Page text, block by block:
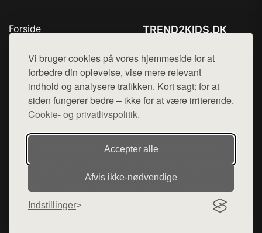
Vi bruger cookies på vores hjemmeside for at
forbedre din oplevelse, vise mere relevant
indhold og analysere trafikken. Kort sagt: for at
siden fungerer bedre – ikke for at være irriterende.
Cookie- og privatlivspolitik.
Accepter alle
Afvis ikke‑nødvendige
Indstillinger
Forside
Top Rabatter
Blog
Kontakt
TREND2KIDS.DK
Mail: hej@want.dk
Cookie- og privatlivspolitik
Denne side er en del af want.dk, der udgiver en række
hjemmesider med præsentation af forskellige produkter fra
diverse webshops. Der sælges ikke varer fra denne side - vi
henviser til de shops, som sælger varen. Vi har heller ikke
varerne på lager.